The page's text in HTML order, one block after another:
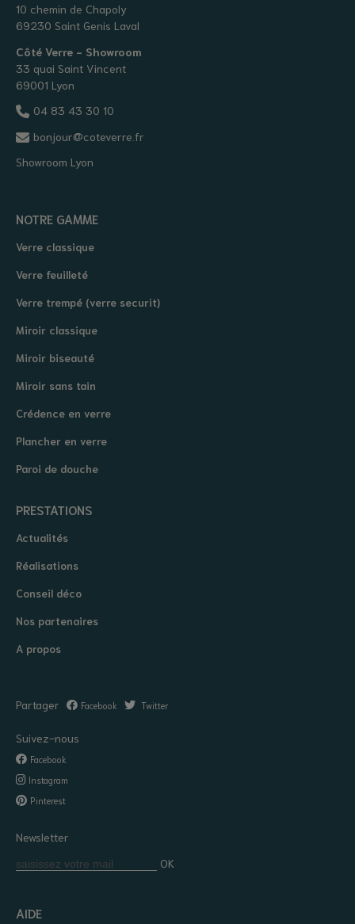
10 chemin de Chapoly
69230 Saint Genis Laval
Côté Verre - Showroom
33 quai Saint Vincent
69001 Lyon
04 83 43 30 10
bonjour@coteverre.fr
Showroom Lyon
NOTRE GAMME
Verre classique
Verre feuilleté
Verre trempé (verre securit)
Miroir classique
Miroir biseauté
Miroir sans tain
Crédence en verre
Plancher en verre
Paroi de douche
PRESTATIONS
Actualités
Réalisations
Conseil déco
Nos partenaires
A propos
Partager Facebook Twitter
Suivez-nous
Facebook
Instagram
Pinterest
Newsletter
OK
AIDE